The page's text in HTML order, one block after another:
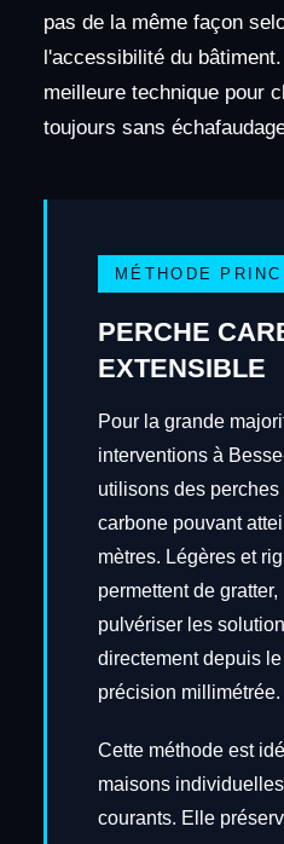
pas de la même façon
l'accessibilité du
meilleure technique pour
toujours sans
MÉTHODE
PERCHE
EXTENSIBLE
Pour la grande
interventions à
utilisons des perches
carbone pouvant
mètres. Légères et
permettent de gratter,
pulvériser les
directement depuis
précision millimétrée.
Cette méthode est
maisons
courants. Elle